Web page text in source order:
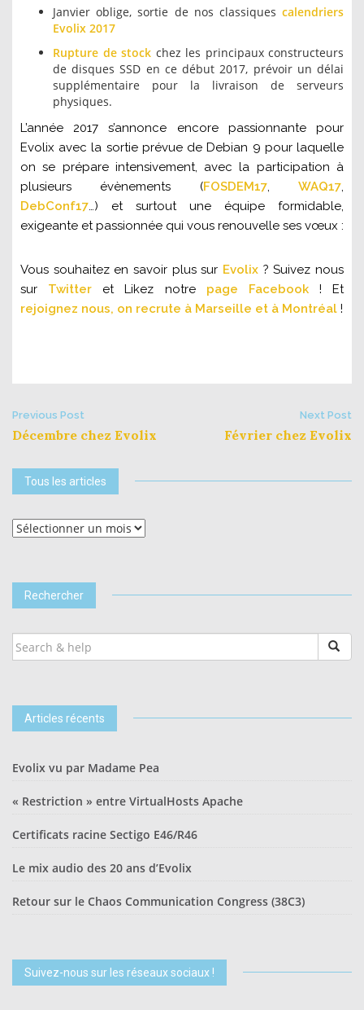
Janvier oblige, sortie de nos classiques calendriers
Evolix 2017
Rupture de stock chez les principaux constructeurs
de disques SSD en ce début 2017, prévoir un délai
supplémentaire pour la livraison de serveurs
physiques.
L’année 2017 s’annonce encore passionnante pour
Evolix avec la sortie prévue de Debian 9 pour laquelle
on se prépare intensivement, avec la participation à
plusieurs évènements (FOSDEM17,WAQ17,
DebConf17…) et surtout une équipe formidable,
exigeante et passionnée qui vous renouvelle ses vœux :
Vous souhaitez en savoir plus sur Evolix ? Suivez nous
sur Twitter et Likez notre page Facebook! Et
rejoignez nous, on recrute à Marseille et à Montréal !
Post
Previous Post
Décembre chez Evolix
Next Post
Février chez Evolix
Tous les articles
Tous
Rechercher
SEARCH
FOR:
Articles récents
Evolix vu par Madame Pea
« Restriction » entre VirtualHosts Apache
Certificats racine Sectigo E46/R46
Le mix audio des 20 ans d’Evolix
Retour sur le Chaos Communication Congress (38C3)
Suivez-nous sur les réseaux sociaux !